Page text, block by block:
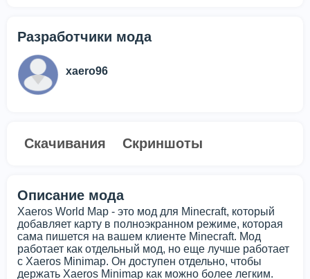
Разработчики мода
xaero96
Скачивания Скриншоты
Описание мода
Xaeros World Map - это мод для Minecraft, который
добавляет карту в полноэкранном режиме, которая
сама пишется на вашем клиенте Minecraft. Мод
работает как отдельный мод, но еще лучше работает
с Xaeros Minimap. Он доступен отдельно, чтобы
держать Xaeros Minimap как можно более легким.